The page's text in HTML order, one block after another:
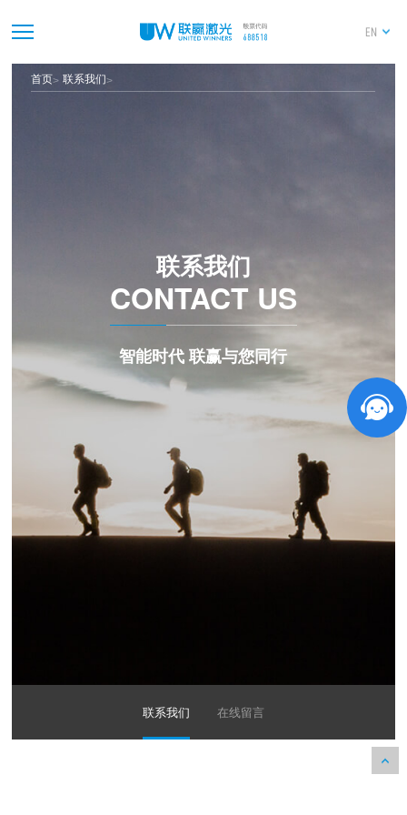
EN
首页 联系我们
联系我们
CONTACT US
智能时代 联赢与您同行
联系我们 在线留言